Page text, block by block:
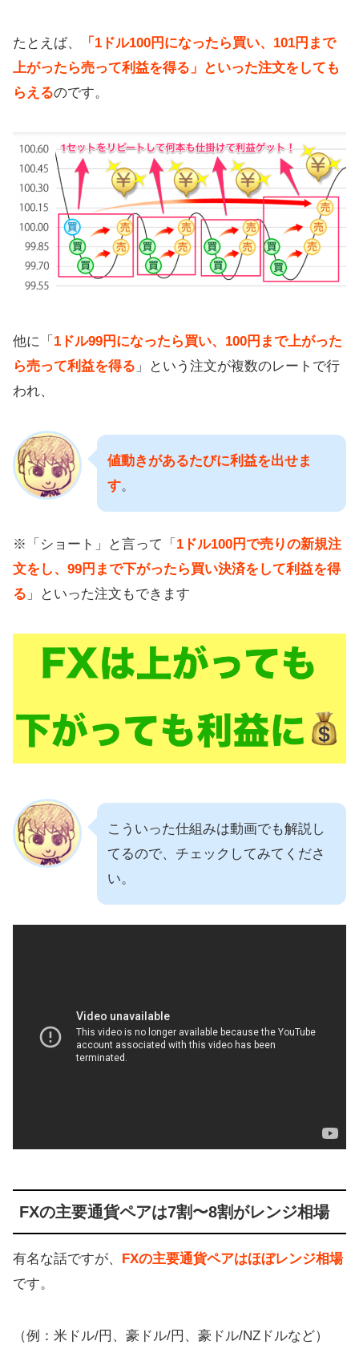
たとえば、
「1ドル100円になったら買い、101円まで
上がったら売って利益を得る」といった注文をしても
らえるのです。
他に「 1ドル99円になったら買い、100円まで上がった
ら売って利益を得る 」という注文が複数のレートで行
われ、
値動きがあるたびに利益を出せま
す。
※「ショート」と言って「 1ドル100円で売りの新規注
文をし、99円まで下がったら買い決済をして利益を得
る 」といった注文もできます
こういった仕組みは動画でも解説し
てるので、チェックしてみてくださ
い。
FXの主要通貨ペアは7割〜8割がレンジ相場
有名な話ですが、 FXの主要通貨ペアはほぼレンジ相場
です。
（例：米ドル/円、豪ドル/円、豪ドル/NZドルなど）